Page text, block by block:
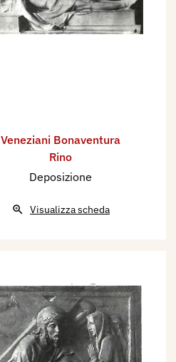
Veneziani Bonaventura
Rino
Deposizione
Visualizza scheda